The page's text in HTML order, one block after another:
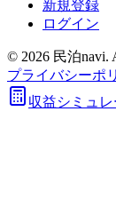
新規登録
ログイン
© 2026 民泊navi.
プライバシーポ
収益シミュ